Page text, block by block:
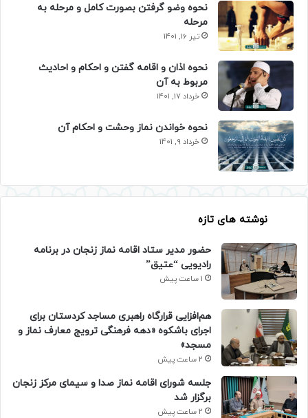
نحوه وضو گرفتن بصورت کامل و مرحله به
مرحله
تیر 16, 1401
نحوه اذان و اقامه گفتن و احکام و احادیث
مربوط به آن
خرداد 17, 1401
نحوه خواندن نماز وحشت و احکام آن
خرداد 9, 1401
نوشته های تازه
حضور مدیر ستاد اقامه نماز زنجان در برنامه
رادیویی “عتیق”
1 ساعت پیش
هم‌افزایی قرارگاه راهبری مساجد کردستان برای
اجرای باشکوه «دهه فرهنگی ترویج معارف نماز و
مسجد»
2 ساعت پیش
جلسه شورای اقامه نماز صدا و سیمای مرکز زنجان
برگزار شد
2 ساعت پیش